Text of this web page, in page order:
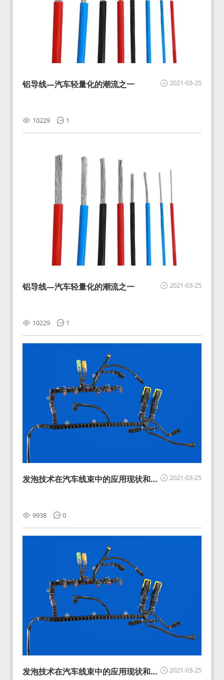
2021-03-25
铝导线—汽车轻量化的潮流之一
10229 1
2021-03-25
铝导线—汽车轻量化的潮流之一
10229 1
2021-03-25
发泡技术在汽车线束中的应用现状和展
9938 0
2021-03-25
发泡技术在汽车线束中的应用现状和展